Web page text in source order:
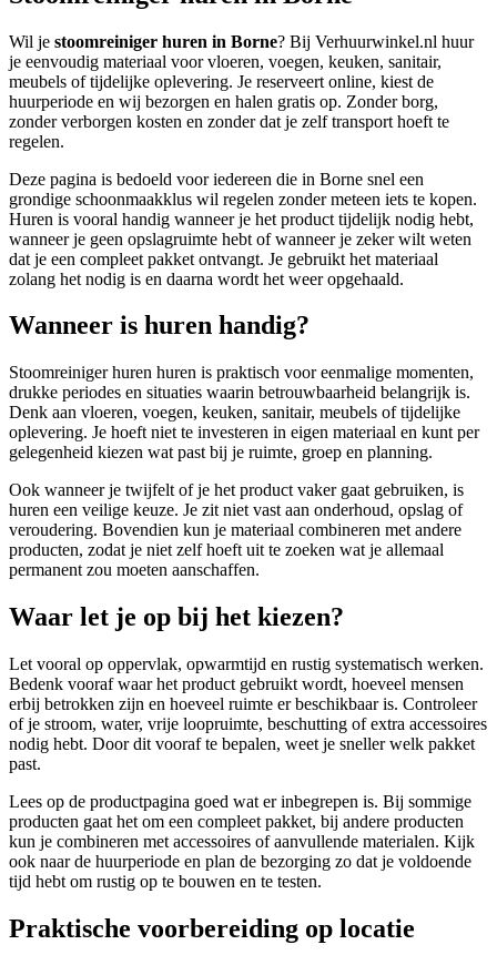
Wil je stoomreiniger huren in Borne? Bij Verhuurwinkel.nl huur
je eenvoudig materiaal voor vloeren, voegen, keuken, sanitair,
meubels of tijdelijke oplevering. Je reserveert online, kiest de
huurperiode en wij bezorgen en halen gratis op. Zonder borg,
zonder verborgen kosten en zonder dat je zelf transport hoeft te
regelen.
Deze pagina is bedoeld voor iedereen die in Borne snel een
grondige schoonmaakklus wil regelen zonder meteen iets te kopen.
Huren is vooral handig wanneer je het product tijdelijk nodig hebt,
wanneer je geen opslagruimte hebt of wanneer je zeker wilt weten
dat je een compleet pakket ontvangt. Je gebruikt het materiaal
zolang het nodig is en daarna wordt het weer opgehaald.
Wanneer is huren handig?
Stoomreiniger huren huren is praktisch voor eenmalige momenten,
drukke periodes en situaties waarin betrouwbaarheid belangrijk is.
Denk aan vloeren, voegen, keuken, sanitair, meubels of tijdelijke
oplevering. Je hoeft niet te investeren in eigen materiaal en kunt per
gelegenheid kiezen wat past bij je ruimte, groep en planning.
Ook wanneer je twijfelt of je het product vaker gaat gebruiken, is
huren een veilige keuze. Je zit niet vast aan onderhoud, opslag of
veroudering. Bovendien kun je materiaal combineren met andere
producten, zodat je niet zelf hoeft uit te zoeken wat je allemaal
permanent zou moeten aanschaffen.
Waar let je op bij het kiezen?
Let vooral op oppervlak, opwarmtijd en rustig systematisch werken.
Bedenk vooraf waar het product gebruikt wordt, hoeveel mensen
erbij betrokken zijn en hoeveel ruimte er beschikbaar is. Controleer
of je stroom, water, vrije loopruimte, beschutting of extra accessoires
nodig hebt. Door dit vooraf te bepalen, weet je sneller welk pakket
past.
Lees op de productpagina goed wat er inbegrepen is. Bij sommige
producten gaat het om een compleet pakket, bij andere producten
kun je combineren met accessoires of aanvullende materialen. Kijk
ook naar de huurperiode en plan de bezorging zo dat je voldoende
tijd hebt om rustig op te bouwen en te testen.
Praktische voorbereiding op locatie